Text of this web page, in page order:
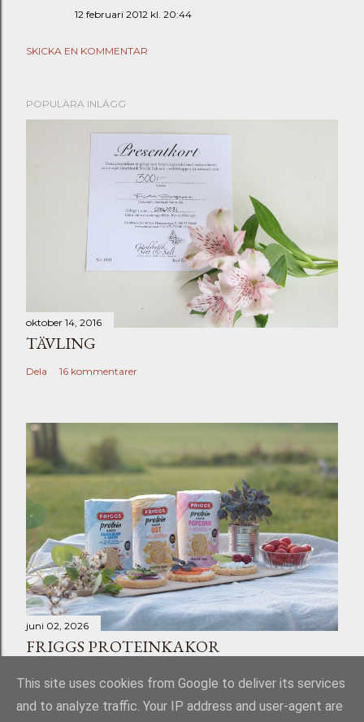
12 februari 2012 kl. 20:44
SKICKA EN KOMMENTAR
POPULÄRA INLÄGG
oktober 14, 2016
TÄVLING
Dela 16 kommentarer
juni 02, 2026
FRIGGS PROTEINKAKOR
This site uses cookies from Google to deliver its services
and to analyze traffic. Your IP address and user-agent are